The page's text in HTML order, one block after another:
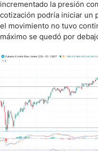
incrementado la presión
cotización podría iniciar un
el movimiento no tuvo
máximo se quedó por